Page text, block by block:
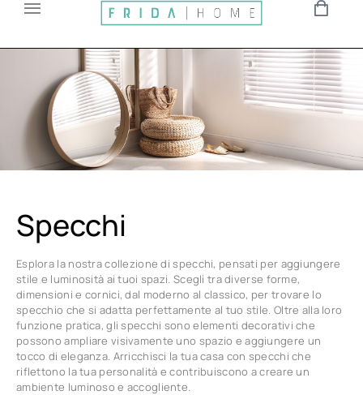
Specchi
Esplora la nostra collezione di specchi, pensati per aggiungere
stile e luminosità ai tuoi spazi. Scegli tra diverse forme,
dimensioni e cornici, dal moderno al classico, per trovare lo
specchio che si adatta perfettamente al tuo stile. Oltre alla loro
funzione pratica, gli specchi sono elementi decorativi che
possono ampliare visivamente uno spazio e aggiungere un
tocco di eleganza. Arricchisci la tua casa con specchi che
riflettono la tua personalità e contribuiscono a creare un
ambiente luminoso e accogliente.